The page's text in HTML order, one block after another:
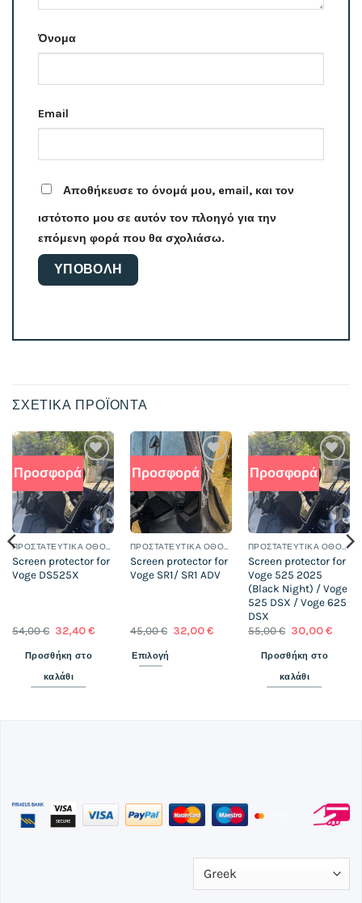
Όνομα
Email
Αποθήκευσε το όνομά μου, email, και τον
ιστότοπο μου σε αυτόν τον πλοηγό για την
επόμενη φορά που θα σχολιάσω.
ΣΧΕΤΙΚΆ ΠΡΟΪΌΝΤΑ
ΠροσφοράAdd to
wishlist
ΠΡΟΣΤΑΤΕΥΤΙΚΆ ΟΘΌΝΗΣ
Screen protector for
Voge DS525X
54,00€ Original
was:
54,00 €.
32,40 €Η
Προσθήκη στο
καλάθι
ΠροσφοράAdd to
wishlist
ΠΡΟΣΤΑΤΕΥΤΙΚΆ ΟΘΌΝΗΣ
Screen protector for
Voge SR1/ SR1 ADV
45,00€ Original
32,00 €Η
Επιλογή
επιλογές
ΠροσφοράAdd to
wishlist
ΠΡΟΣΤΑΤΕΥΤΙΚΆ ΟΘΌΝΗΣ
Screen protector for
Voge 525 2025
(Black Night) / Voge
525 DSX / Voge 625
DSX
55,00€ Original
was:
55,00 €.
30,00 €Η
Προσθήκη στο
καλάθι